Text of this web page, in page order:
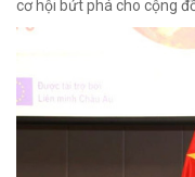
cơ hội bứt phá cho cộng